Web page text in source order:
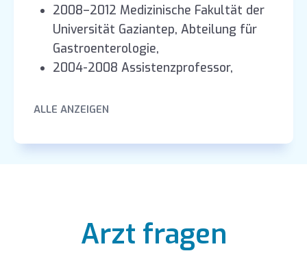
2008–2012 Medizinische Fakultät der
Universität Gaziantep, Abteilung für
Gastroenterologie,
2004-2008 Assistenzprofessor,
Gaziantep
ALLE ANZEIGEN
Arzt fragen